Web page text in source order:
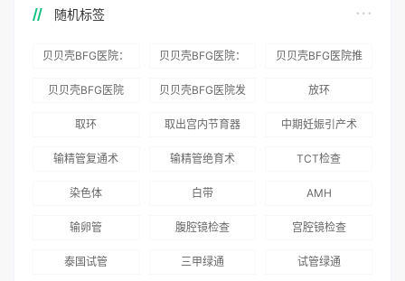
随机标签
贝贝壳BFG医院：
务
贝贝壳BFG医院：
术”和“法律支持”
贝贝壳BFG医院推
贝贝壳BFG医院
贝贝壳BFG医院发
国版）》
放环
取环 取出宫内节育器 中期妊娠引产术
输精管复通术 输精管绝育术 TCT检查
染色体 白带 AMH
输卵管 腹腔镜检查 宫腔镜检查
泰国试管 三甲绿通 试管绿通